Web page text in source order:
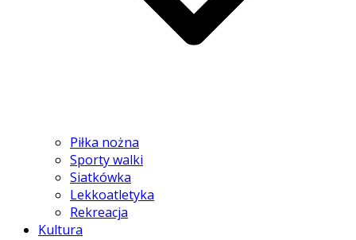
Piłka nożna
Sporty walki
Siatkówka
Lekkoatletyka
Rekreacja
Kultura